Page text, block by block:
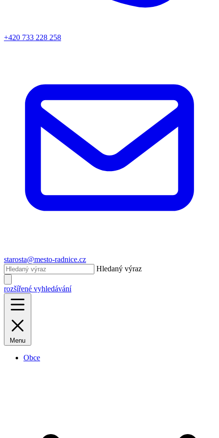
+420 733 228 258
starosta@mesto-radnice.cz
Hledaný výraz
rozšířené vyhledávání
Menu
Obce